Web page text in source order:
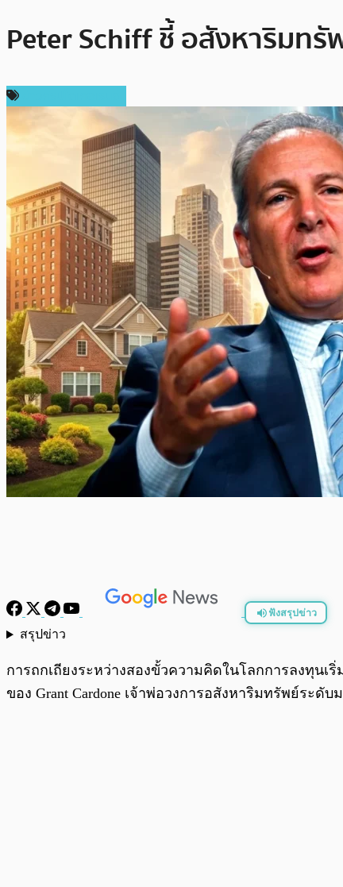
Peter Schiff ชี้ อสังหาริมท
ฟังสรุปข่าว
สรุปข่าว
การถกเถียงระหว่างสองขั้วความคิดในโลกการลงทุน
ของ Grant Cardone เจ้าพ่อวงการอสังหาริมทรัพย์ระดับ